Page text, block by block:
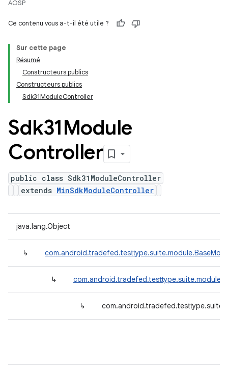
AOSP
Ce contenu vous a-t-il été utile ?
Sur cette page
Résumé
Constructeurs publics
Constructeurs publics
Sdk31ModuleController
Sdk31Module
Controller
public class Sdk31ModuleController
extends MinSdkModuleController
java.lang.Object
↳
↳
↳